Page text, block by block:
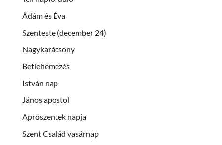
Ádám és Éva
Szenteste (december 24)
Nagykarácsony
Betlehemezés
István nap
János apostol
Aprószentek napja
Szent Család vasárnap